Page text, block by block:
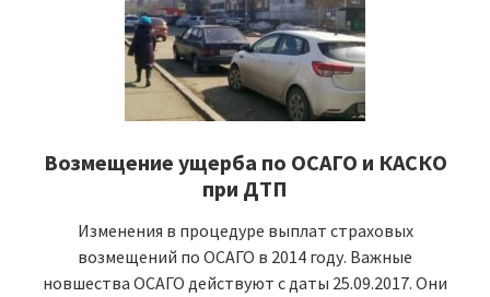
Возмещение ущерба по ОСАГО и КАСКО
при ДТП
Изменения в процедуре выплат страховых
возмещений по ОСАГО в 2014 году. Важные
новшества ОСАГО действуют с даты 25.09.2017. Они